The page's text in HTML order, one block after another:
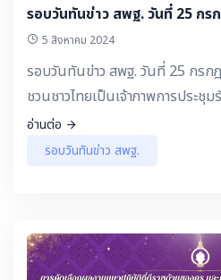
รอบวันทันข่าว สพฐ. วันที่ 25 กร
5 สิงหาคม 2024
รอบวันทันข่าว สพฐ. วันที่ 25 กรก
ชวนชาวไทยเป็นเจ้าภาพการประชุ
อาเซียน ครั้งที่ 13
อ่านต่อ
รอบวันทันข่าว สพฐ.